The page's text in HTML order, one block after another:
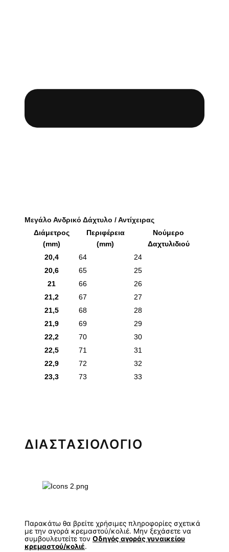
Μεγάλο Ανδρικό Δάχτυλο / Αντίχειρας
Διάμετρος
(mm)
Περιφέρεια
(mm)
Νούμερο
Δαχτυλιδιού
20,4
64
24
20,6
65
25
21
66
26
21,2
67
27
21,5
68
28
21,9
69
29
22,2
70
30
22,5
71
31
22,9
72
32
23,3
73 33
ΔΙΑΣΤΑΣΙΟΛΟΓΙΟ
Παρακάτω θα βρείτε χρήσιμες πληροφορίες σχετικά
με την αγορά κρεμαστού/κολιέ. Μην ξεχάσετε να
συμβουλευτείτε τον Οδηγός αγοράς γυναικείου
κρεμαστού/κολιέ.